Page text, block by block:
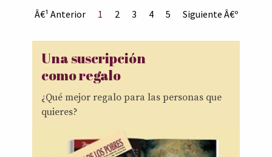
Â€¹ Anterior 1 2 3 4 5 Siguiente Â€º
Una suscripción
como regalo
¿Qué mejor regalo para las personas que
quieres?